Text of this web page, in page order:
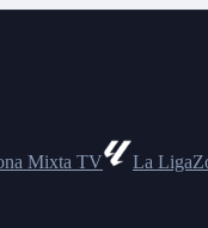
Mixta TV La Liga